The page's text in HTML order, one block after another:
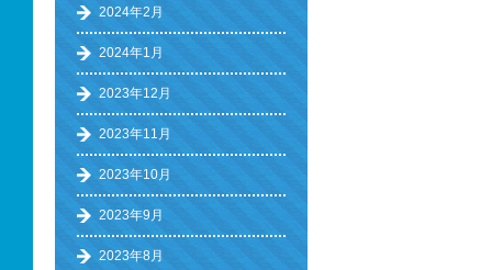
2024年2月
2024年1月
2023年12月
2023年11月
2023年10月
2023年9月
2023年8月